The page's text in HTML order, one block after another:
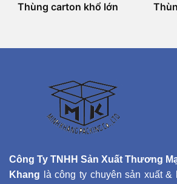
Thùng carton khổ lớn
Công Ty TNHH Sản Xuất Thương
Khang là công ty chuyên sản xuất &